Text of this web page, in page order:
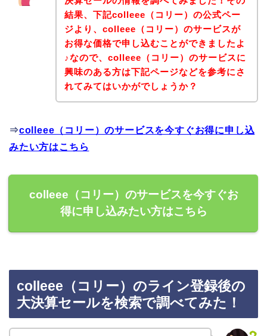
結果、下記colleee（コリー）の公式ペー
ジより、colleee（コリー）のサービスが
お得な価格で申し込むことができましたよ
♪なので、colleee（コリー）のサービスに
興味のある方は下記ページなどを参考にさ
れてみてはいかがでしょうか？
⇒colleee（コリー）のサービスを今すぐお得に申し込
みたい方はこちら
colleee（コリー）のサービスを今すぐお
得に申し込みたい方はこちら
colleee（コリー）のライン登録後の
大決算セールを検索で調べてみた！